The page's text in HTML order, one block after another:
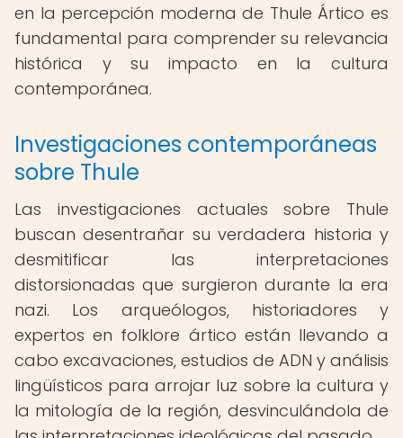
en la percepción moderna de Thule Ártico es
fundamental para comprender su relevancia
histórica y su impacto en la cultura
contemporánea.
Investigaciones contemporáneas
sobre Thule
Las investigaciones actuales sobre Thule
buscan desentrañar su verdadera historia y
desmitificar las interpretaciones
distorsionadas que surgieron durante la era
nazi. Los arqueólogos, historiadores y
expertos en folklore ártico están llevando a
cabo excavaciones, estudios de ADN y análisis
lingüísticos para arrojar luz sobre la cultura y
la mitología de la región, desvinculándola de